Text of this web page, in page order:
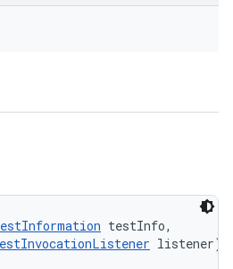
testInfo,
listener)